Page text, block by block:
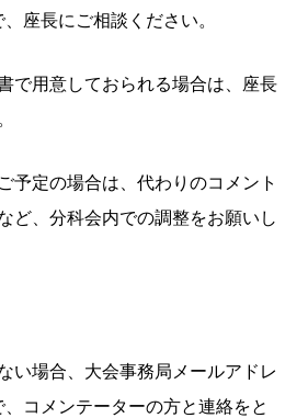
座長にご相談ください。
で用意しておられる場合は、座長
予定の場合は、代わりのコメント
ど、分科会内での調整をお願いし
い場合、大会事務局メールアドレ
コメンテーターの方と連絡をと